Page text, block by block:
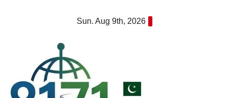
Sun. Aug 9th, 2026